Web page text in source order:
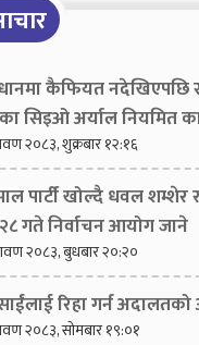
कैफियत नदेखिएपछि
सिइओ अर्याल नियमित
२०८३, शुक्रबार १२:१६
पार्टी खोल्दै धवल शम्शेर र
गते निर्वाचन आयोग जाने
२०८३, बुधबार २०:२०
रिहा गर्न
२०८३, सोमबार १९:०१